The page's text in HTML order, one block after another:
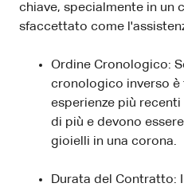
chiave, specialmente in un
sfaccettato come
Ordine Cronologico:
cronologico inverso è
esperienze più
di più e devono
gioielli in una corona.
Durata del Contratto: